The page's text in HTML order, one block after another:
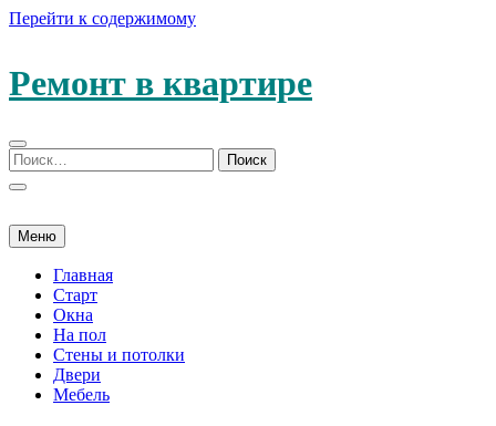
Перейти к содержимому
Ремонт в квартире
Меню
Главная
Старт
Окна
На пол
Стены и потолки
Двери
Мебель